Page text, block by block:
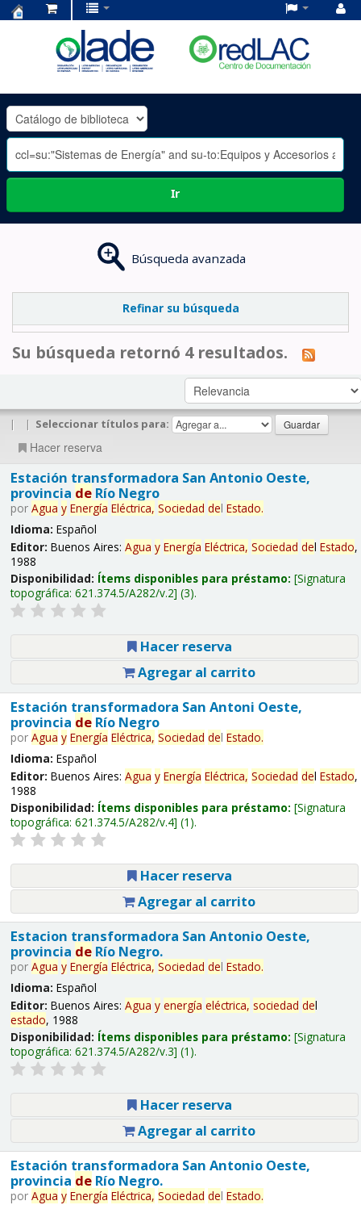
OLADE
-
Ir
Búsqueda avanzada
Refinar su búsqueda
Su búsqueda retornó 4 resultados.
| | Seleccionar títulos para:
Hacer reserva
Estación transformadora San Antonio Oeste,
provincia deRío Negro
por Agua y Energía Eléctrica, Sociedad del Estado.
Idioma: Español
Editor: Buenos Aires: Agua y Energía Eléctrica, Sociedad del Estado,
1988
Disponibilidad: Ítems disponibles para préstamo: Signatura
topográfica: 621.374.5/A282/v.2 (3).
Hacer reserva
Agregar al carrito
Estación transformadora San Antoni Oeste,
provincia deRío Negro
por Agua y Energía Eléctrica, Sociedad del Estado.
Idioma: Español
Editor: Buenos Aires: Agua y Energía Eléctrica, Sociedad del Estado,
1988
Disponibilidad: Ítems disponibles para préstamo: Signatura
topográfica: 621.374.5/A282/v.4 (1).
Hacer reserva
Agregar al carrito
Estacion transformadora San Antonio Oeste,
provincia deRío Negro.
por Agua y Energía Eléctrica, Sociedad del Estado.
Idioma: Español
Editor: Buenos Aires: Agua y energía eléctrica, sociedad del
estado, 1988
Disponibilidad: Ítems disponibles para préstamo: Signatura
topográfica: 621.374.5/A282/v.3 (1).
Hacer reserva
Agregar al carrito
Estación transformadora San Antonio Oeste,
provincia deRío Negro.
por Agua y Energía Eléctrica, Sociedad del Estado.